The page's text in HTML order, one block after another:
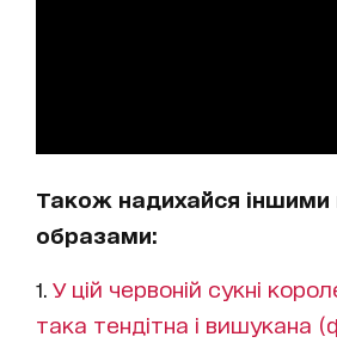
Також надихайся іншими
образами:
1. У цій червоній сукні
така тендітна і вишукана